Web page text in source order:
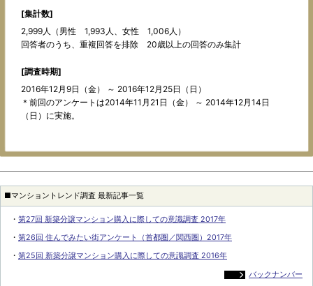
[集計数]
2,999人（男性 1,993人、女性 1,006人）
回答者のうち、重複回答を排除 20歳以上の回答のみ集計
[調査時期]
2016年12月9日（金） ～ 2016年12月25日（日）
＊前回のアンケートは2014年11月21日（金） ～ 2014年12月14日
（日）に実施。
■マンショントレンド調査 最新記事一覧
・ 第27回 新築分譲マンション購入に際しての意識調査 2017年
・ 第26回 住んでみたい街アンケート（首都圏／関西圏）2017年
・ 第25回 新築分譲マンション購入に際しての意識調査 2016年
バックナンバー